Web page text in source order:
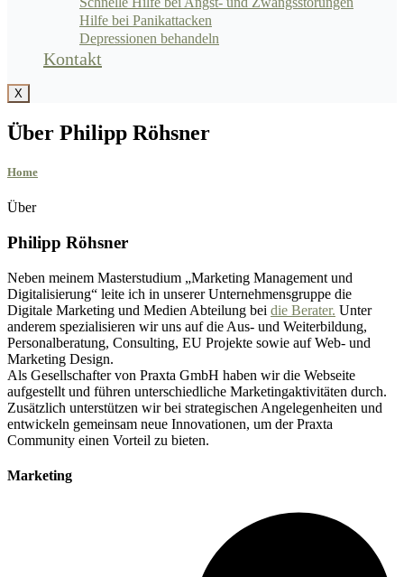
Hilfe bei Panikattacken
Depressionen behandeln
Kontakt
X
Über Philipp Röhsner
Home
Über
Philipp Röhsner
Neben meinem Masterstudium „Marketing Management und
Digitalisierung“ leite ich in unserer Unternehmensgruppe die
Digitale Marketing und Medien Abteilung bei die Berater. Unter
anderem spezialisieren wir uns auf die Aus- und Weiterbildung,
Personalberatung, Consulting, EU Projekte sowie auf Web- und
Marketing Design.
Als Gesellschafter von Praxta GmbH haben wir die Webseite
aufgestellt und führen unterschiedliche Marketingaktivitäten durch.
Zusätzlich unterstützen wir bei strategischen Angelegenheiten und
entwickeln gemeinsam neue Innovationen, um der Praxta
Community einen Vorteil zu bieten.
Marketing